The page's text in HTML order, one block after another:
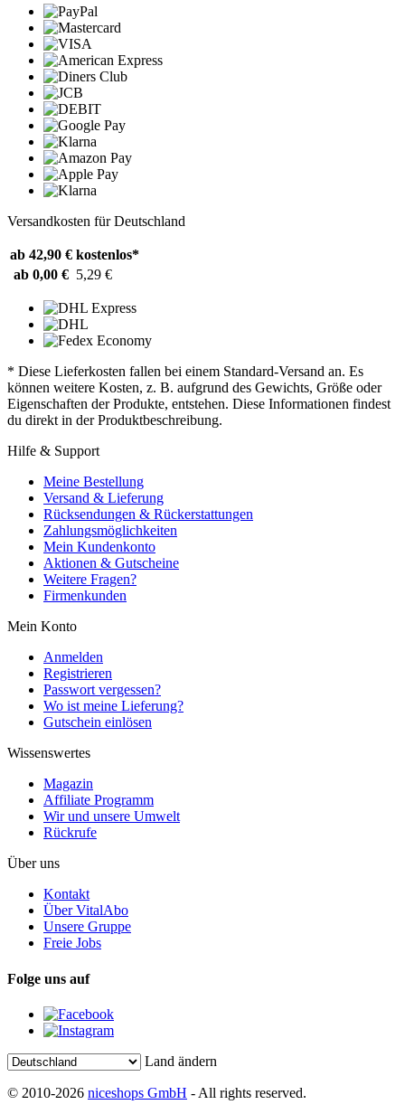
Versandkosten für Deutschland
ab 42,90 € kostenlos*
ab 0,00 € 5,29 €
* Diese Lieferkosten fallen bei einem Standard-Versand an. Es
können weitere Kosten, z. B. aufgrund des Gewichts, Größe oder
Eigenschaften der Produkte, entstehen. Diese Informationen findest
du direkt in der Produktbeschreibung.
Hilfe & Support
Meine Bestellung
Versand & Lieferung
Rücksendungen & Rückerstattungen
Zahlungsmöglichkeiten
Mein Kundenkonto
Aktionen & Gutscheine
Weitere Fragen?
Firmenkunden
Mein Konto
Anmelden
Registrieren
Passwort vergessen?
Wo ist meine Lieferung?
Gutschein einlösen
Wissenswertes
Magazin
Affiliate Programm
Wir und unsere Umwelt
Rückrufe
Über uns
Kontakt
Über VitalAbo
Unsere Gruppe
Freie Jobs
Folge uns auf
Land ändern
© 2010-2026 niceshops GmbH - All rights reserved.